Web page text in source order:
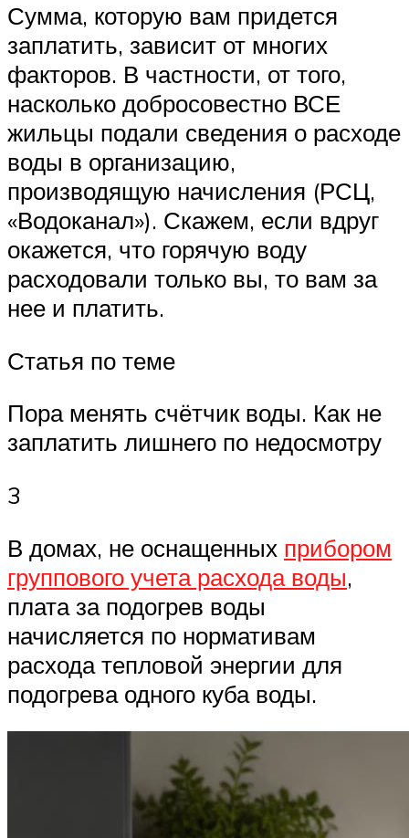
Сумма, которую вам придется
заплатить, зависит от многих
факторов. В частности, от того,
насколько добросовестно ВСЕ
жильцы подали сведения о расходе
воды в организацию,
производящую начисления (РСЦ,
«Водоканал»). Скажем, если вдруг
окажется, что горячую воду
расходовали только вы, то вам за
нее и платить.
Статья по теме
Пора менять счётчик воды. Как не
заплатить лишнего по недосмотру
3
В домах, не оснащенных прибором
группового учета расхода воды,
плата за подогрев воды
начисляется по нормативам
расхода тепловой энергии для
подогрева одного куба воды.